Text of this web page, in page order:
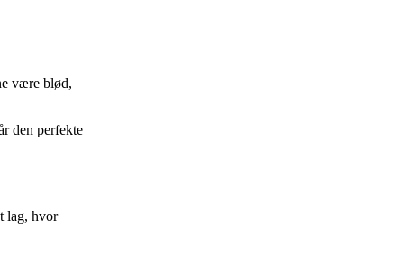
være blød,
den perfekte
lag, hvor